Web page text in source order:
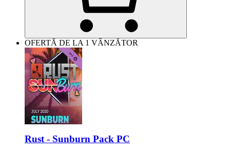
OFERTĂ DE LA 1 VÂNZĂTOR
Rust - Sunburn Pack PC